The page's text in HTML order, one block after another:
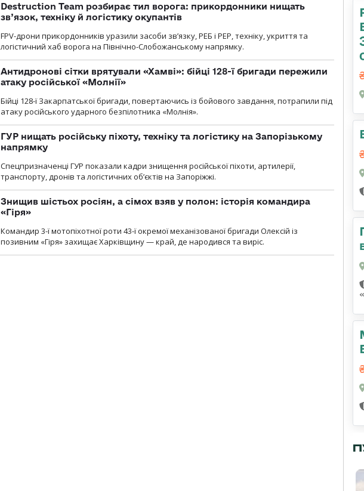
Destruction Team розбирає тил ворога: прикордонники нищать
зв’язок, техніку й логістику окупантів
FPV-дрони прикордонників уразили засоби зв’язку, РЕБ і РЕР, техніку, укриття та
логістичний хаб ворога на Північно-Слобожанському напрямку.
Антидронові сітки врятували «Хамві»: бійці 128-ї бригади пережили
атаку російської «Молнії»
Бійці 128-ї Закарпатської бригади, повертаючись із бойового завдання, потрапили під
атаку російського ударного безпілотника «Молнія».
ГУР нищать російську піхоту, техніку та логістику на Запорізькому
напрямку
Спецпризначенці ГУР показали кадри знищення російської піхоти, артилерії,
транспорту, дронів та логістичних об’єктів на Запоріжжі.
Знищив шістьох росіян, а сімох взяв у полон: історія командира
«Гіря»
Командир 3-ї мотопіхотної роти 43-ї окремої механізованої бригади Олексій із
позивним «Гіря» захищає Харківщину — край, де народився та виріс.